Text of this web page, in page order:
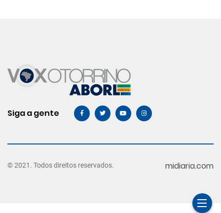
Siga a gente
© 2021. Todos direitos reservados. midiaria.com